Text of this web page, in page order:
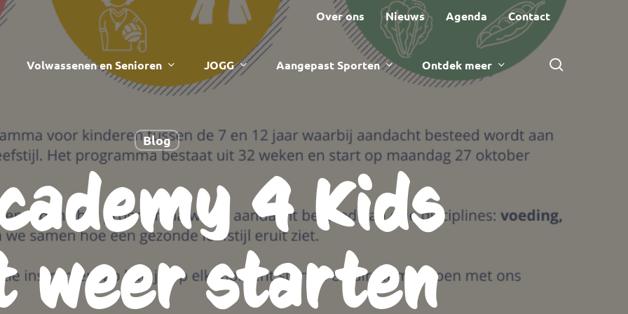
Over ons Nieuws Agenda Contact
Volwassenen en Senioren JOGG Aangepast Sporten Ontdek meer
Blog
4 Kids
weer starten